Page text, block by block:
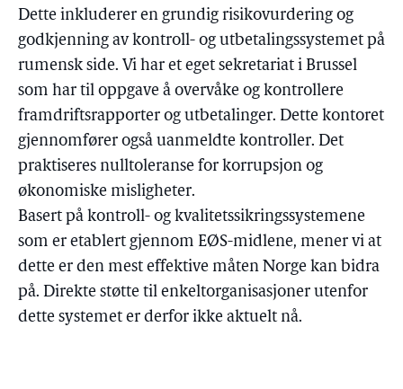
Dette inkluderer en grundig risikovurdering og
godkjenning av kontroll- og utbetalingssystemet på
rumensk side. Vi har et eget sekretariat i Brussel
som har til oppgave å overvåke og kontrollere
framdriftsrapporter og utbetalinger. Dette kontoret
gjennomfører også uanmeldte kontroller. Det
praktiseres nulltoleranse for korrupsjon og
økonomiske misligheter.
Basert på kontroll- og kvalitetssikringssystemene
som er etablert gjennom EØS-midlene, mener vi at
dette er den mest effektive måten Norge kan bidra
på. Direkte støtte til enkeltorganisasjoner utenfor
dette systemet er derfor ikke aktuelt nå.